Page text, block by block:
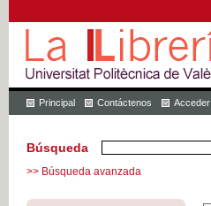
Principal Contáctenos Acceder
Búsqueda
>> Búsqueda avanzada